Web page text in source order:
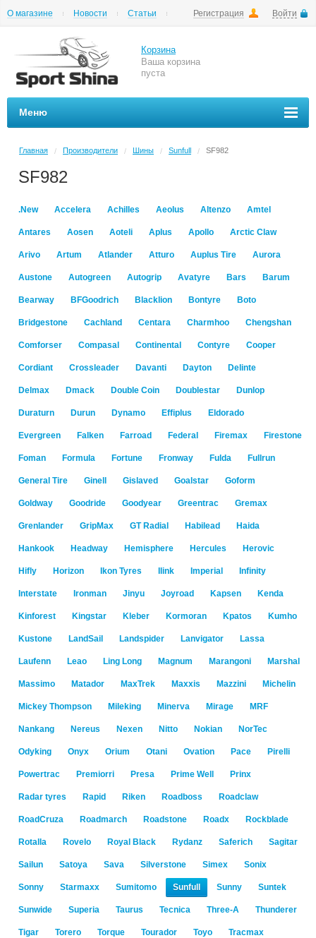
Регистрация Войти
О магазине Новости
Статьи
Корзина
Ваша корзина
пуста
Меню
Главная / Производители / Шины / Sunfull / SF982
SF982
.New Accelera Achilles Aeolus Altenzo Amtel
Antares Aosen Aoteli Aplus Apollo Arctic Claw
Arivo Artum Atlander Atturo Auplus Tire Aurora
Austone Autogreen Autogrip Avatyre Bars Barum
Bearway BFGoodrich Blacklion Bontyre Boto
Bridgestone Cachland Centara Charmhoo Chengshan
Comforser Compasal Continental Contyre Cooper
Cordiant Crossleader Davanti Dayton Delinte
Delmax Dmack Double Coin Doublestar Dunlop
Duraturn Durun Dynamo Effiplus Eldorado
Evergreen Falken Farroad Federal Firemax Firestone
Foman Formula Fortune Fronway Fulda Fullrun
General Tire Ginell Gislaved Goalstar Goform
Goldway Goodride Goodyear Greentrac Gremax
Grenlander GripMax GT Radial Habilead Haida
Hankook Headway Hemisphere Hercules Herovic
Hifly Horizon Ikon Tyres Ilink Imperial Infinity
Interstate Ironman Jinyu Joyroad Kapsen Kenda
Kinforest Kingstar Kleber Kormoran Kpatos Kumho
Kustone LandSail Landspider Lanvigator Lassa
Laufenn Leao Ling Long Magnum Marangoni Marshal
Massimo Matador MaxTrek Maxxis Mazzini Michelin
Mickey Thompson Mileking Minerva Mirage MRF
Nankang Nereus Nexen Nitto Nokian NorTec
Odyking Onyx Orium Otani Ovation Pace Pirelli
Powertrac Premiorri Presa Prime Well Prinx
Radar tyres Rapid Riken Roadboss Roadclaw
RoadCruza Roadmarch Roadstone Roadx Rockblade
Rotalla Rovelo Royal Black Rydanz Saferich Sagitar
Sailun Satoya Sava Silverstone Simex Sonix
Sonny Starmaxx Sumitomo Sunfull Sunny Suntek
Sunwide Superia Taurus Tecnica Three-A Thunderer
Tigar Torero Torque Tourador Toyo Tracmax